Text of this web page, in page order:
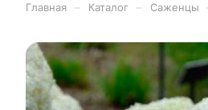
Главная Каталог Саженцы